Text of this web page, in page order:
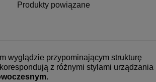
Produkty powiązane
wyglądzie przypominającym strukturę
z różnymi stylami urządzania